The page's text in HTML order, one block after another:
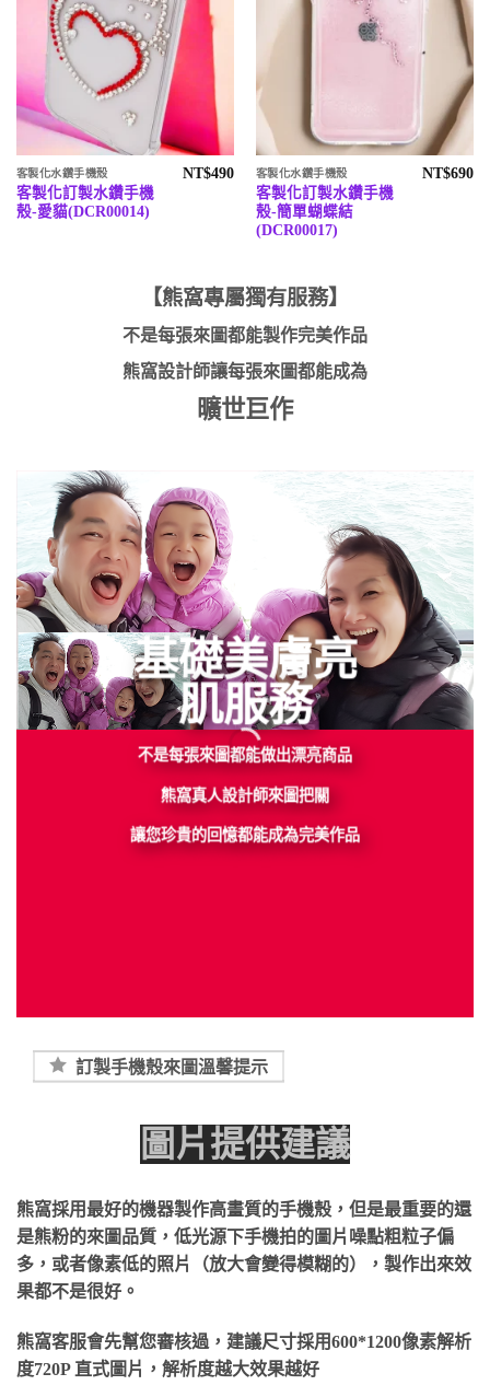
客製化水鑽手機殼
客製化訂製水鑽手機
殼-愛貓(DCR00014)
NT$490 客製化水鑽手機殼
客製化訂製水鑽手機
殼-簡單蝴蝶結
(DCR00017)
NT$690
【熊窩專屬獨有服務】
不是每張來圖都能製作完美作品
熊窩設計師讓每張來圖都能成為
曠世巨作
基礎美膚亮
肌服務
不是每張來圖都能做出漂亮商品
熊窩真人設計師來圖把關
讓您珍貴的回憶都能成為完美作品
訂製手機殼來圖溫馨提示
圖片提供建議
熊窩採用最好的機器製作高畫質的手機殼，但是最重要的還
是熊粉的來圖品質，低光源下手機拍的圖片噪點粗粒子偏
多，或者像素低的照片（放大會變得模糊的），製作出來效
果都不是很好。
熊窩客服會先幫您審核過，建議尺寸採用600*1200像素解析
度720P 直式圖片，解析度越大效果越好